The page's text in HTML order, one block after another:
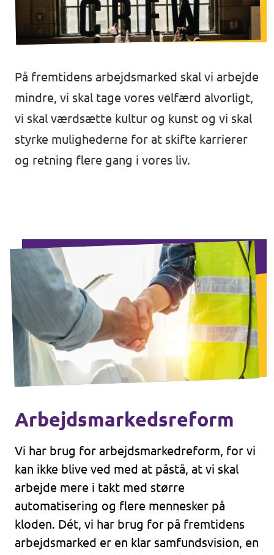
På fremtidens arbejdsmarked skal vi arbejde
mindre, vi skal tage vores velfærd alvorligt,
vi skal værdsætte kultur og kunst og vi skal
styrke mulighederne for at skifte karrierer
og retning flere gang i vores liv.
Arbejdsmarkedsreform
Vi har brug for arbejdsmarkedreform, for vi
kan ikke blive ved med at påstå, at vi skal
arbejde mere i takt med større
automatisering og flere mennesker på
kloden. Dét, vi har brug for på fremtidens
arbejdsmarked er en klar samfundsvision, en